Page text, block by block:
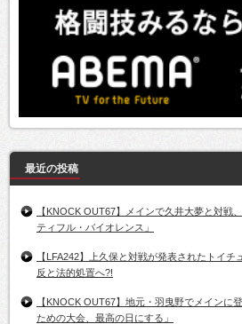
最近の投稿
【KNOCK OUT67】メインで久井大夢と対戦
ティフル・バイオレンス」
【LFA242】上久保と対戦が発表されたトイ
反と法的処置へ?!
【KNOCK OUT67】地元・羽曳野でメインに
ための大会、最高の日にする」